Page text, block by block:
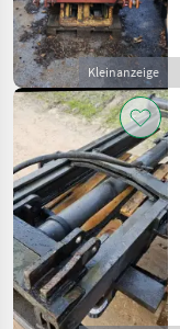
Kleinanzeige